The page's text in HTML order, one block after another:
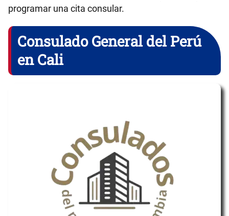
programar una cita consular.
Consulado General del Perú
en Cali